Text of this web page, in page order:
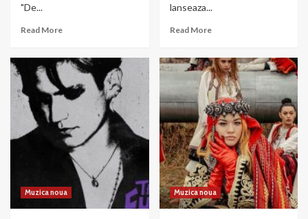
"De...
Read MoreRead
VUNK
–
De
incep
sa
te
uit
lanseaza...
Read MoreRead
Pyroblast
–
o
noapte
in
Anglia
Muzica noua Muzica noua